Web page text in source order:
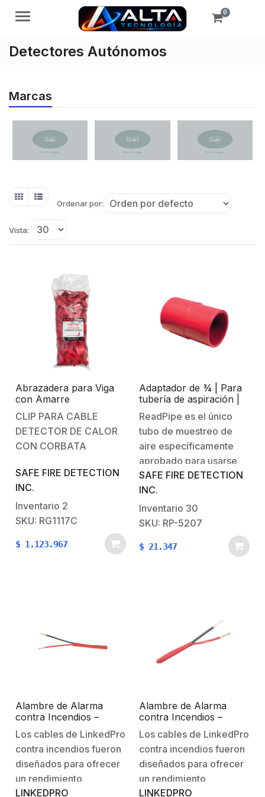
Menú 0
Detectores Autónomos
Marcas
Ordenar por:
Vista:
Abrazadera para Viga
con Amarre
Incorporado para Cable
de Detección de Calor
Lineal (LHD) / Tamaños
de Viga: 1/8″, 1/4″, 5/16″
Fuego / Paquete con
100 piezas
CLIP PARA CABLE
DETECTOR DE CALOR
CON CORBATA
SAFE FIRE DETECTION
INC.
Inventario 2
SKU: RG1117C
$ 1.123.967
Adaptador de ¾ | Para
tubería de aspiración |
Precio por Pieza
ReadPipe es el único
tubo de muestreo de
aire específicamente
aprobado para usarse
con cualquier sistema
de detección de humo
por aspiraciónRedPipe
es fabricado a partir de
una mezcla especial de
material CPVC para
SAFE FIRE DETECTION
INC.
Inventario 30
SKU: RP-5207
$ 21.347
Alambre de Alarma
contra Incendios –
Bobina de 305 Metros: 2
x 16 AWG, Rojo, Tipo
FPLR, (UL) FT4, Ideal
para Sistemas de
Detección y Evacuación
de Incendios
Los cables de LinkedPro
contra incendios fueron
diseñados para ofrecer
un rendimiento
excepcional en
LINKEDPRO
Alambre de Alarma
contra Incendios –
Bobina de 305 Metros: 2
x 18 AWG, Rojo, Tipo
FPLR, (UL) FT4, Ideal
para Sistemas de
Detección y Evacuación
de Incendios
Los cables de LinkedPro
contra incendios fueron
diseñados para ofrecer
un rendimiento
excepcional en
LINKEDPRO